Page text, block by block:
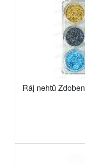
Ráj nehtů